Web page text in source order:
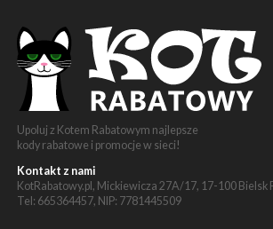
Upoluj z Kotem Rabatowym najlepsze
kody rabatowe i promocje w sieci!
Kontakt z nami
KotRabatowy.pl, Mickiewicza 27A/17, 17-100 Bielsk
Tel: 665364457, NIP: 7781445509